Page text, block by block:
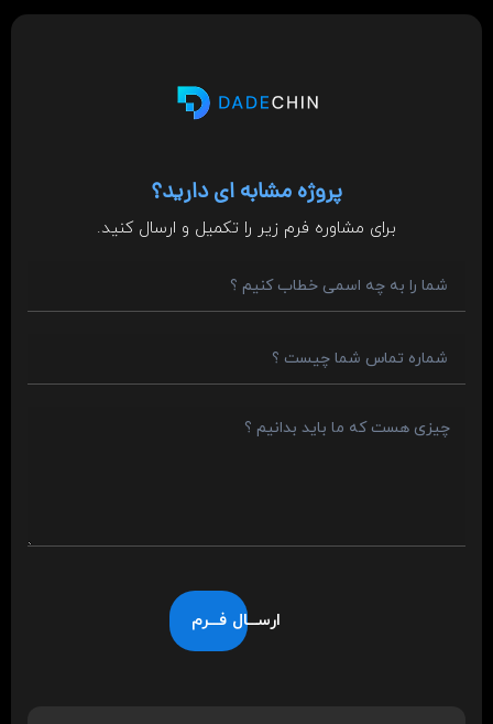
پروژه مشابه ای دارید؟
برای مشاوره فرم زیر را تکمیل و ارسال کنید.
ارســـال فـــرم